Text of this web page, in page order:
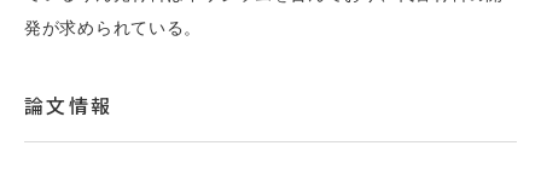
発が求められている。
論文情報